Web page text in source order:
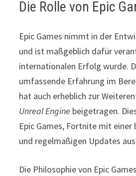
Die Rolle von Epic
Epic Games nimmt in der
und ist maßgeblich dafür
internationalen Erfolg wurde.
umfassende Erfahrung im
hat auch erheblich zur
Unreal Engine beigetragen.
Epic Games, Fortnite mit
und regelmäßigen Updates
Die Philosophie von Epic